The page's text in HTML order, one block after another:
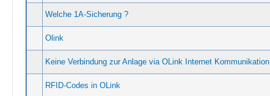
Welche 1A-Sicherung ?
Olink
Keine Verbindung zur Anlage via OLink Internet Kommunikation
RFID-Codes in OLink